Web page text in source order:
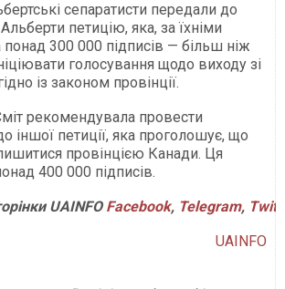
сепаратисти передали до
Альберти петицію, яка, за їхніми
понад 300 000 підписів — більш ніж
голосування щодо виходу зі
із законом провінції.
рекомендувала провести
іншої петиції, яка проголошує, що
провінцією Канади. Ця
400 000 підписів.
UAINFO Facebook, Telegram,
UAINFO